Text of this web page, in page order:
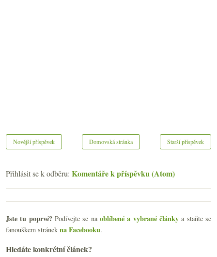
Novější příspěvek Starší příspěvek
Domovská stránka
Přihlásit se k odběru: Komentáře k příspěvku (Atom)
Jste tu poprvé?Podívejte se naoblíbené a vybrané články a staňte se
fanouškem stránek na Facebooku.
Hledáte konkrétní článek?